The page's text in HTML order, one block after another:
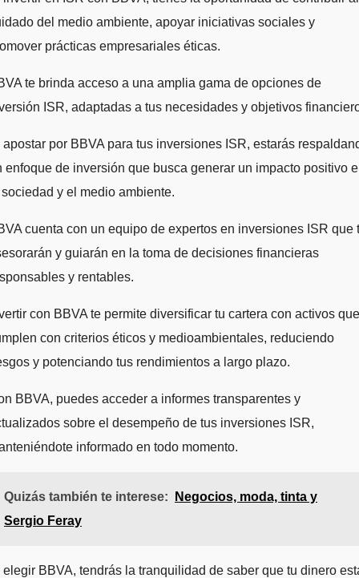
del medio ambiente, apoyar iniciativas sociales y
prácticas empresariales éticas.
te brinda acceso a una amplia gama de opciones de
ISR, adaptadas a tus necesidades y objetivos
apostar por BBVA para tus inversiones ISR, estarás
enfoque de inversión que busca generar un impacto positivo
y el medio ambiente.
cuenta con un equipo de expertos en inversiones ISR que
y guiarán en la toma de decisiones financieras
y rentables.
con BBVA te permite diversificar tu cartera con activos que
con criterios éticos y medioambientales, reduciendo
y potenciando tus rendimientos a largo plazo.
BBVA, puedes acceder a informes transparentes y
sobre el desempeño de tus inversiones ISR,
informado en todo momento.
Quizás también te interese:
Negocios, moda, tinta y
Sergio Feray
elegir BBVA, tendrás la tranquilidad de saber que tu dinero